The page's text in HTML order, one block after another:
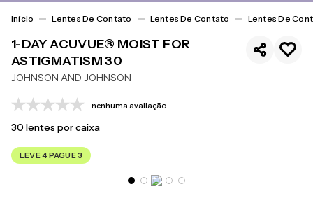
Lentes De Contato Lentes De Contato Lentes De
1-DAY ACUVUE® MOIST FOR
ASTIGMATISM 30
JOHNSON AND JOHNSON
nenhuma avaliação
30lentes por caixa
LEVE 4 PAGUE 3